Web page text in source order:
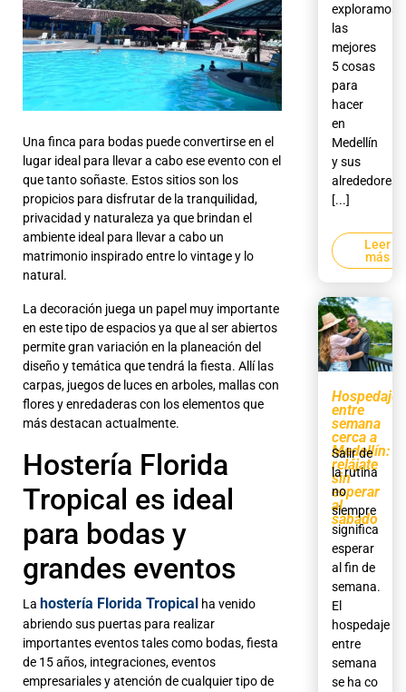
Una finca para bodas puede convertirse en el
lugar ideal para llevar a cabo ese evento con el
que tanto soñaste. Estos sitios son los
propicios para disfrutar de la tranquilidad,
privacidad y naturaleza ya que brindan el
ambiente ideal para llevar a cabo un
matrimonio inspirado entre lo vintage y lo
natural.
La decoración juega un papel muy importante
en este tipo de espacios ya que al ser abiertos
permite gran variación en la planeación del
diseño y temática que tendrá la fiesta. Allí las
carpas, juegos de luces en arboles, mallas con
flores y enredaderas con los elementos que
más destacan actualmente.
Hostería Florida
Tropical es ideal
para bodas y
grandes eventos
La hostería Florida Tropical ha venido
abriendo sus puertas para realizar
importantes eventos tales como bodas, fiesta
de 15 años, integraciones, eventos
empresariales y atención de cualquier tipo de
exploramos
las
mejores
5 cosas
para
hacer
en
Medellín
y sus
alrededores,
[...]
Leer
más
Hospedaje
entre
semana
cerca a
Medellín:
relájate
sin
esperar
al
sábado
Salir de
la rutina
no
siempre
significa
esperar
al fin de
semana.
El
hospedaje
entre
semana
se ha co